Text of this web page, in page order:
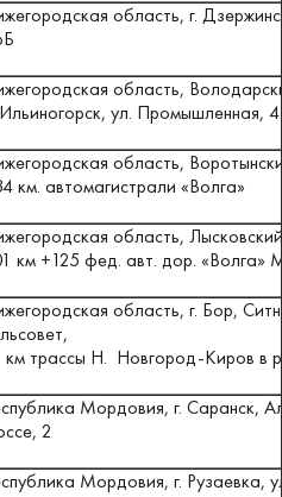
область, г.
область,
Ильиногорск, ул. Промышленная,
область,
км. автомагистрали «Волга»
область,
км +125 фед. авт. дор. «Волга»
область, г. Бор,
км трассы Н. Новгород-Киров в
Мордовия, г. Саранск,
2
Мордовия, г. Рузаевка,